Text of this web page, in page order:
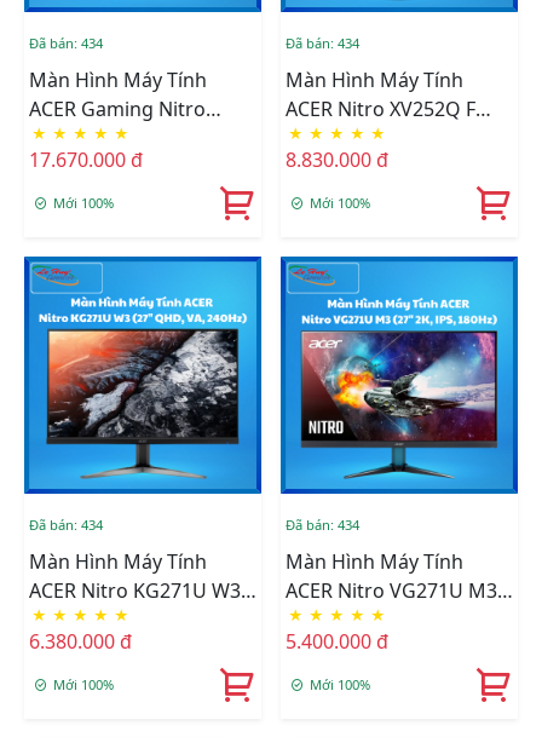
Đã bán: 434
Màn Hình Máy Tính
ACER Gaming Nitro
XV242 F (24.5 Inch/ TN/
FHD/ 540Hz/ HDMI/ DP)
★ ★ ★ ★ ★
17.670.000 đ
Mới 100%
Đã bán: 434
Màn Hình Máy Tính
ACER Nitro XV252Q F
(24.5Inch, FHD, IPS,
390Hz)
★ ★ ★ ★ ★
8.830.000 đ
Mới 100%
Đã bán: 434
Màn Hình Máy Tính
ACER Nitro KG271U W3
(27Inch, QHD, VA, 240Hz)
★ ★ ★ ★ ★
6.380.000 đ
Mới 100%
Đã bán: 434
Màn Hình Máy Tính
ACER Nitro VG271U M3
(27Inch, 2K, IPS, 180Hz)
★ ★ ★ ★ ★
5.400.000 đ
Mới 100%